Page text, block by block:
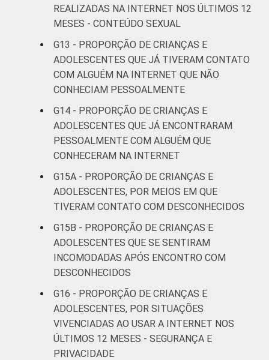
a 17 anos. Respostas múltiplas e
estimuladas. Dados coletados entre
coletados por meio de questionários de
autopreenchimento.
Publicação dos dados em: 10/10/2016.
Correção dos dados em: 28/10/2016. Mais
informações em:
https://cetic.br/noticia/cetic-br-informa-
correcao-dos-resultados-da-pesquisa-tic-
kids-online-brasil-2015/
REALIZADAS NA INTERNET NOS ÚLTIMOS 12
MESES - CONTEÚDO SEXUAL
G13 - PROPORÇÃO DE CRIANÇAS E
ADOLESCENTES QUE JÁ TIVERAM CONTATO
COM ALGUÉM NA INTERNET QUE NÃO
CONHECIAM PESSOALMENTE
G14 - PROPORÇÃO DE CRIANÇAS E
ADOLESCENTES QUE JÁ ENCONTRARAM
PESSOALMENTE COM ALGUÉM QUE
CONHECERAM NA INTERNET
G15A - PROPORÇÃO DE CRIANÇAS E
ADOLESCENTES, POR MEIOS EM QUE
TIVERAM CONTATO COM DESCONHECIDOS
G15B - PROPORÇÃO DE CRIANÇAS E
ADOLESCENTES QUE SE SENTIRAM
INCOMODADAS APÓS ENCONTRO COM
DESCONHECIDOS
G16 - PROPORÇÃO DE CRIANÇAS E
ADOLESCENTES, POR SITUAÇÕES
VIVENCIADAS AO USAR A INTERNET NOS
ÚLTIMOS 12 MESES - SEGURANÇA E
PRIVACIDADE